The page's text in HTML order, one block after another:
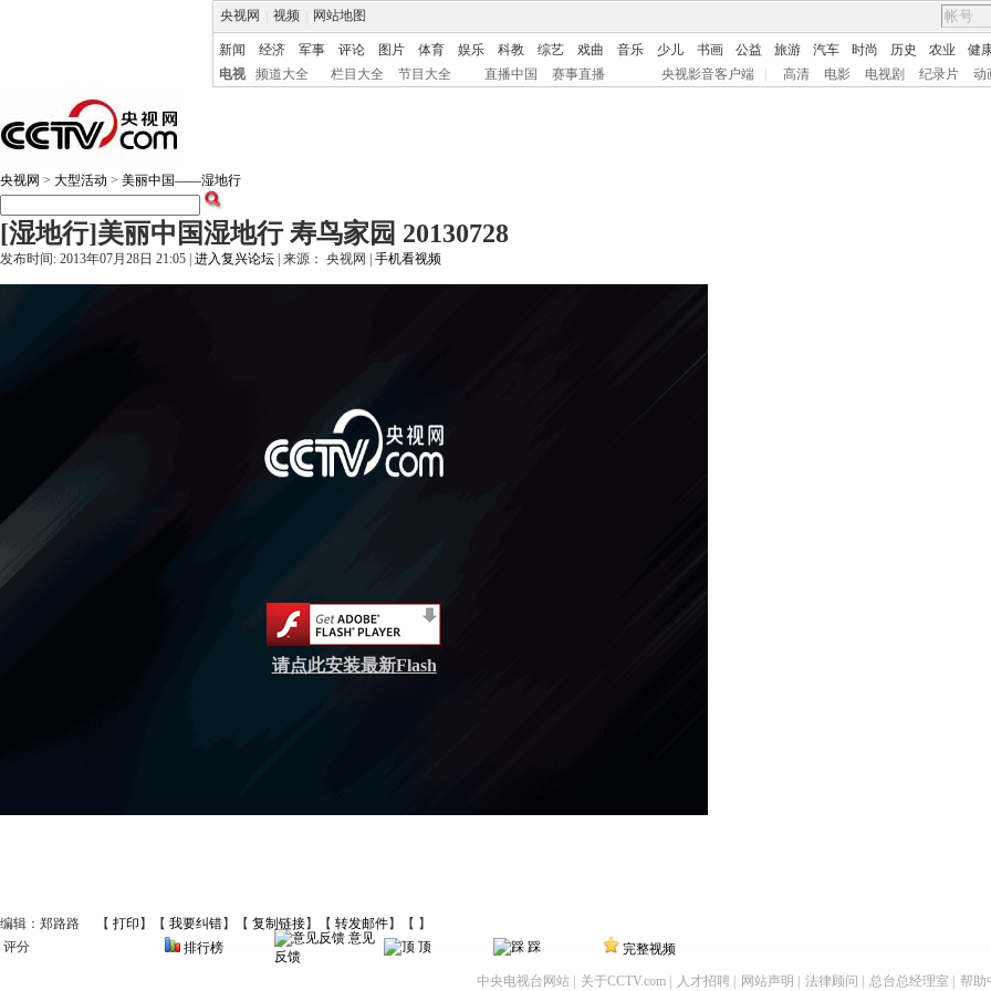
央视网 视频 网站地图
新闻 经济 军事 评论 图片 体育 娱乐 科教 综艺 戏曲 音乐 少儿 书画 公益 旅游 汽车 时尚 历史 农业
健
电视
频道大全 栏目大全 节目大全 直播中国 赛事直播 央视影音客户端 高清 电影 电视剧 纪录片 动
央视网 > 大型活动 > 美丽中国——湿地行
[湿地行]美丽中国湿地行 寿鸟家园 20130728
发布时间: 2013年07月28日 21:05 | 进入复兴论坛 | 来源： 央视网 | 手机看视频
请点此安装最新Flash
评分 排行榜
意见
反馈
顶 踩 完整视频
编辑：郑路路 【 打印 】【 我要纠错】【 复制链接】【 转发邮件】【 】
中央电视台网站 关于CCTV.com 人才招聘 网站声明 法律顾问 总台总经理室 帮助